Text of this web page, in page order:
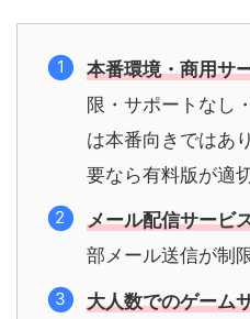
本番環境・商用サ
限・サポートなし
は本番向きではあ
要なら有料版が適
メール配信サービ
部メール送信が制
大人数でのゲーム